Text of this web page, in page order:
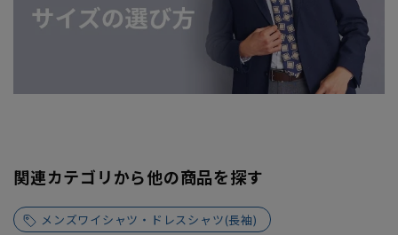
関連カテゴリから他の商品を探す
メンズワイシャツ・ドレスシャツ(長袖)